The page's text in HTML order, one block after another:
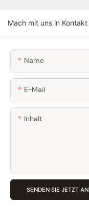
Mach mit uns in Kontakt
Name
E-Mail
Inhalt
SENDEN SIE JETZT